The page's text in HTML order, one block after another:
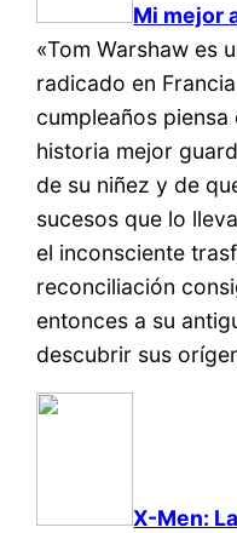
Mi mejor
«Tom Warshaw es
radicado en
cumpleaños
historia mejor
de su niñez y de
sucesos que lo
el inconsciente
reconciliación
entonces a su
descubrir sus
X-Men: